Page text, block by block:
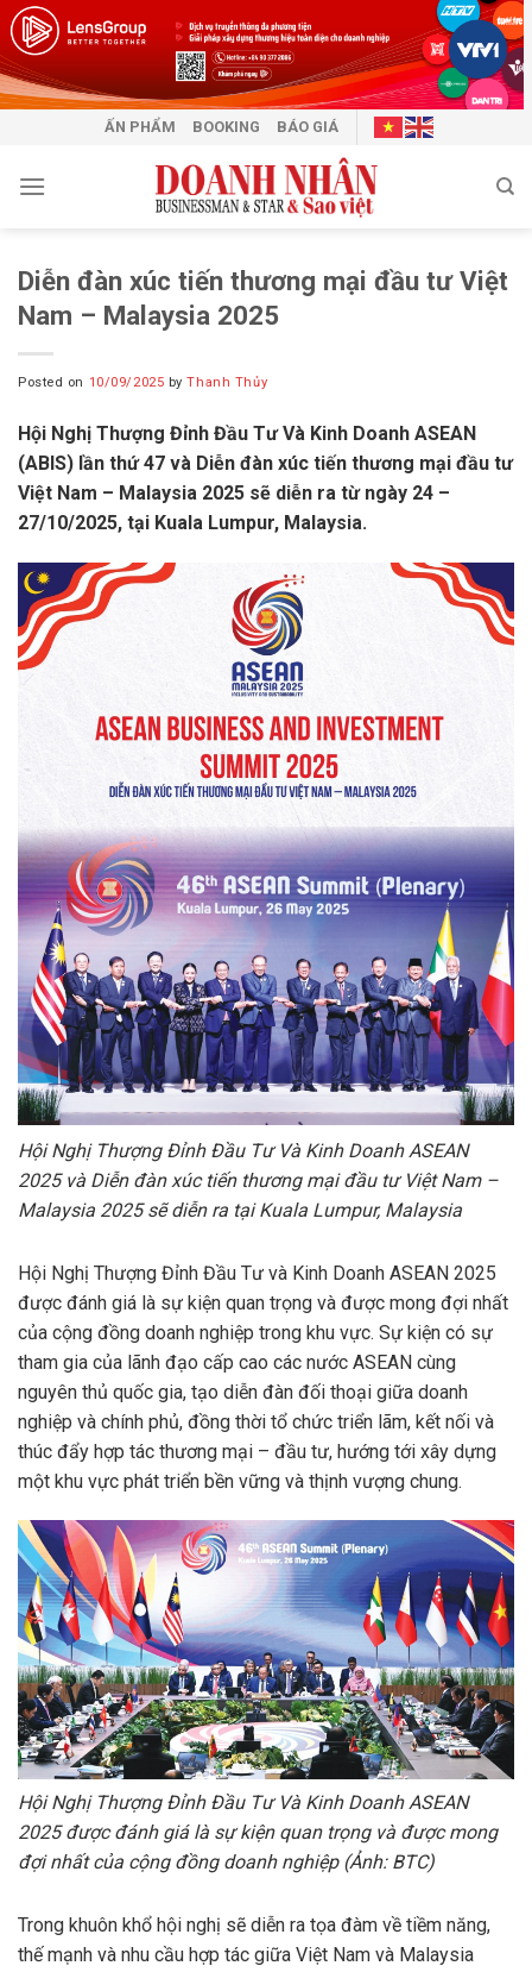
Skip
to
content
ẤN PHẨM BOOKING BÁO GIÁ
Diễn đàn xúc tiến thương mại đầu tư Việt
Nam – Malaysia 2025
Posted on 10/09/2025 byThanh Thủy
Hội Nghị Thượng Đỉnh Đầu Tư Và Kinh Doanh ASEAN
(ABIS) lần thứ 47 và Diễn đàn xúc tiến thương mại đầu tư
Việt Nam – Malaysia 2025 sẽ diễn ra từ ngày 24 –
27/10/2025, tại Kuala Lumpur, Malaysia.
Hội Nghị Thượng Đỉnh Đầu Tư Và Kinh Doanh ASEAN
2025 và Diễn đàn xúc tiến thương mại đầu tư Việt Nam –
Malaysia 2025 sẽ diễn ra tại Kuala Lumpur, Malaysia
Hội Nghị Thượng Đỉnh Đầu Tư và Kinh Doanh ASEAN 2025
được đánh giá là sự kiện quan trọng và được mong đợi nhất
của cộng đồng doanh nghiệp trong khu vực. Sự kiện có sự
tham gia của lãnh đạo cấp cao các nước ASEAN cùng
nguyên thủ quốc gia, tạo diễn đàn đối thoại giữa doanh
nghiệp và chính phủ, đồng thời tổ chức triển lãm, kết nối và
thúc đẩy hợp tác thương mại – đầu tư, hướng tới xây dựng
một khu vực phát triển bền vững và thịnh vượng chung.
Hội Nghị Thượng Đỉnh Đầu Tư Và Kinh Doanh ASEAN
2025 được đánh giá là sự kiện quan trọng và được mong
đợi nhất của cộng đồng doanh nghiệp (Ảnh: BTC)
Trong khuôn khổ hội nghị sẽ diễn ra tọa đàm về tiềm năng,
thế mạnh và nhu cầu hợp tác giữa Việt Nam và Malaysia